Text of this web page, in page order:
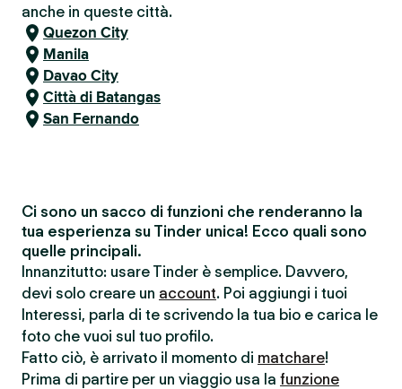
anche in queste città.
Quezon City
Manila
Davao City
Città di Batangas
San Fernando
Ci sono un sacco di funzioni che renderanno la
tua esperienza su Tinder unica! Ecco quali sono
quelle principali.
Innanzitutto: usare Tinder è semplice. Davvero,
devi solo creare un account. Poi aggiungi i tuoi
Interessi, parla di te scrivendo la tua bio e carica le
foto che vuoi sul tuo profilo.
Fatto ciò, è arrivato il momento di matchare!
Prima di partire per un viaggio usa la funzione